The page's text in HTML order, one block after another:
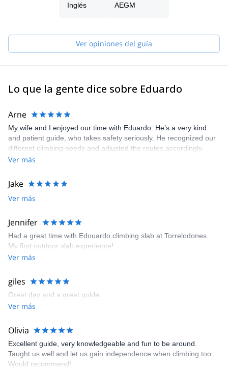
Inglés AEGM
Ver opiniones del guía
Lo que la gente dice sobre Eduardo
Arne
My wife and I enjoyed our time with Eduardo. He’s a very kind
and patient guide, who takes safety seriously. He recognized our
different climbing needs and adjusted the routes accordingly.
Ver más
Jake
Ver más
Jennifer
Had a great time with Edouardo climbing slab at Torrelodones.
My first outdoor slab experience!
Ver más
giles
Great day and a great guide.
Ver más
Olivia
Excellent guide, very knowledgeable and fun to be around.
Taught us well and let us gain independence when climbing too.
Would recommend!